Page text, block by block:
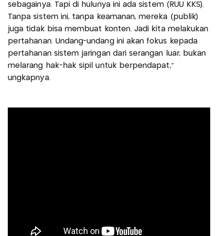
sebagainya. Tapi di hulunya ini ada sistem (RUU KKS).
Tanpa sistem ini, tanpa keamanan, mereka (publik)
juga tidak bisa membuat konten. Jadi kita melakukan
pertahanan. Undang-undang ini akan fokus kepada
pertahanan sistem jaringan dari serangan luar, bukan
melarang hak-hak sipil untuk berpendapat,”
ungkapnya.